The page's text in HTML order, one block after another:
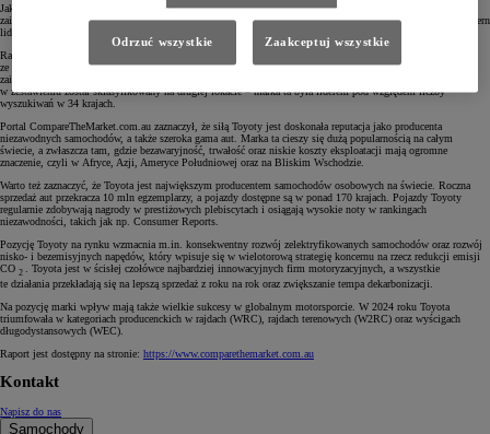
Jak wynika z analizy portalu CompareTheMarket.com.au, w 2024 roku Toyota cieszyła się największym
zainteresowaniem użytkowników Google szukających informacji o markach motoryzacyjnych. Japoński koncern
liderem zestawienia został już po raz szósty.
Ranking najczęściej wyszukiwanych marek motoryzacyjnych tworzony jest od 2018 roku i uwzględnia dane
ze 155 państw. W 2024 roku – podobnie jak i w roku ubiegłym – Toyota cieszyła się największym
zainteresowaniem w 64 krajach. Skalę jej popularności najlepiej oddaje przewaga nad producentem, który
w zestawieniu został sklasyfikowany na drugiej lokacie – marka ta była liderem pod względem liczby
wyszukiwań w 34 krajach.
Portal CompareTheMarket.com.au zaznaczył, że siłą Toyoty jest doskonała reputacja jako producenta
niezawodnych samochodów, a także szeroka gama aut. Marka ta cieszy się dużą popularnością na całym
świecie, a zwłaszcza tam, gdzie bezawaryjność, trwałość oraz niskie koszty eksploatacji mają ogromne
znaczenie, czyli w Afryce, Azji, Ameryce Południowej oraz na Bliskim Wschodzie.
Warto też zaznaczyć, że Toyota jest największym producentem samochodów osobowych na świecie. Roczna
sprzedaż aut przekracza 10 mln egzemplarzy, a pojazdy dostępne są w ponad 170 krajach. Pojazdy Toyoty
regularnie zdobywają nagrody w prestiżowych plebiscytach i osiągają wysokie noty w rankingach
niezawodności, takich jak np. Consumer Reports.
Pozycję Toyoty na rynku wzmacnia m.in. konsekwentny rozwój zelektryfikowanych samochodów oraz rozwój
nisko- i bezemisyjnych napędów, który wpisuje się w wielotorową strategię koncernu na rzecz redukcji emisji
CO 2
. Toyota jest w ścisłej czołówce najbardziej innowacyjnych firm motoryzacyjnych, a wszystkie
te działania przekładają się na lepszą sprzedaż z roku na rok oraz zwiększanie tempa dekarbonizacji.
Na pozycję marki wpływ mają także wielkie sukcesy w globalnym motorsporcie. W 2024 roku Toyota
triumfowała w kategoriach producenckich w rajdach (WRC), rajdach terenowych (W2RC) oraz wyścigach
długodystansowych (WEC).
Raport jest dostępny na stronie: https://www.comparethemarket.com.au
Kontakt
Napisz do nas
Samochody
Odrzuć wszystkie Zaakceptuj wszystkie